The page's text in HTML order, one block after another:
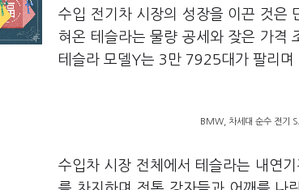
수입 전기차 시장의 성장을 이끈 것은
혀온 테슬라는 물량 공세와 잦은 가격
테슬라 모델Y는 3만 7925대가 팔리
BMW, 차세대 순수 전기
수입차 시장 전체에서 테슬라는 내연